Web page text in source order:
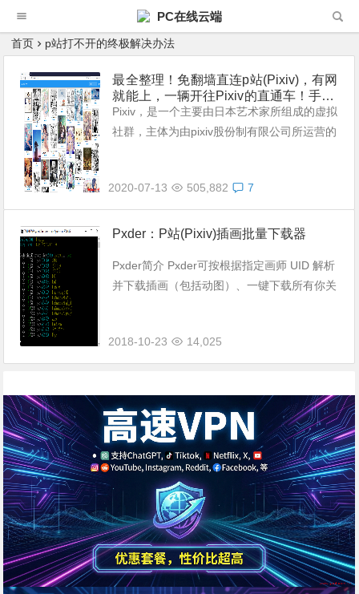
PC在线云端
首页 p站打不开的终极解决办法
最全整理！免翻墙直连p站(Pixiv)，有网
就能上，一辆开往Pixiv的直通车！手机/
电脑访问Pixiv，注册浏览一条龙 全平台
直连Pixiv 批量下载P站图片
Pixiv，是一个主要由日本艺术家所组成的虚拟
社群，主体为由pixiv股份制有限公司所运营的
2.0的方式，每个参与者都...
2020-07-13 505,882 7
Pxder：P站(Pixiv)插画批量下载器
Pxder简介 Pxder可按根据指定画师 UID 解析
并下载插画（包括动图）、一键下载所有你关
持使用 HTTP 与 S...
2018-10-23 14,025